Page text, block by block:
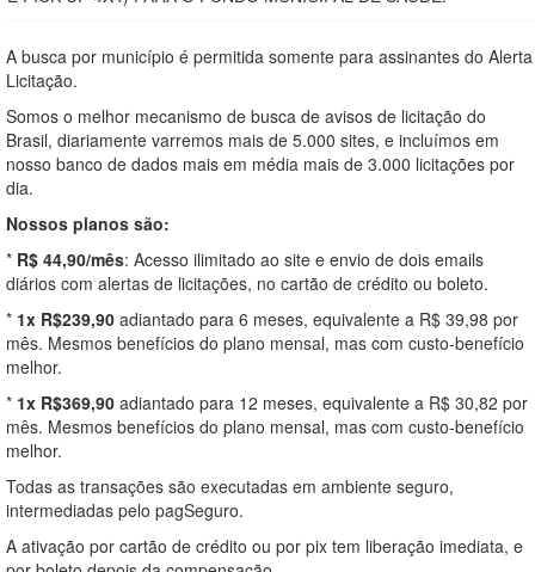
A busca por município é permitida somente para assinantes do Alerta
Licitação.
Somos o melhor mecanismo de busca de avisos de licitação do
Brasil, diariamente varremos mais de 5.000 sites, e incluímos em
nosso banco de dados mais em média mais de 3.000 licitações por
dia.
Nossos planos são:
* R$ 44,90/mês: Acesso ilimitado ao site e envio de dois emails
diários com alertas de licitações, no cartão de crédito ou boleto.
* 1x R$239,90 adiantado para 6 meses, equivalente a R$ 39,98 por
mês. Mesmos benefícios do plano mensal, mas com custo-benefício
melhor.
* 1x R$369,90 adiantado para 12 meses, equivalente a R$ 30,82 por
mês. Mesmos benefícios do plano mensal, mas com custo-benefício
melhor.
Todas as transações são executadas em ambiente seguro,
intermediadas pelo pagSeguro.
A ativação por cartão de crédito ou por pix tem liberação imediata, e